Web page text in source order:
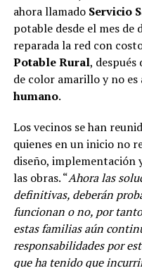
ahora llamado Servicio
potable desde el mes de
reparada la red con
Potable Rural, después
de color amarillo y no
humano.
Los vecinos se han
quienes en un inicio no
diseño, implementación
las obras. “Ahora las
definitivas, deberán
funcionan o no, por
estas familias aún
responsabilidades por
que ha tenido que